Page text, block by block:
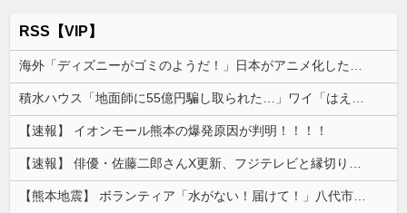
RSS【VIP】
【速報】 イオンモール熊本の爆発原因が判明！！！！